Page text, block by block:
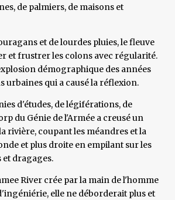
de palmiers, de maisons et
et de lourdes pluies, le fleuve
et frustrer les colons avec régularité.
démographique des années
urbaines qui a causé la réflexion.
d'études, de légiférations, de
du Génie de l'Armée a creusé un
rivière, coupant les méandres et la
et plus droite en empilant sur les
et dragages.
River crée par la main de l'homme
elle ne déborderait plus et